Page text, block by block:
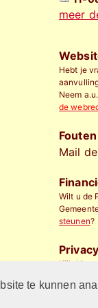
te kunnen
meer
Hebt je
Neem
de
Mail
Wilt u de
steunen?
Kijk hier